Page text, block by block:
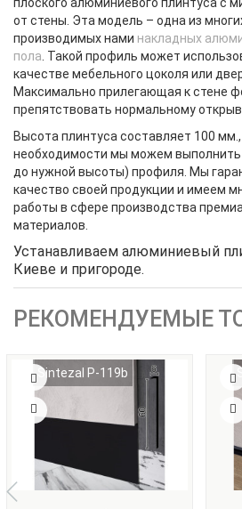
плоского алюминиевого плинтуса с
от стены. Эта модель – одна из
производимых нами накладных
пола. Такой профиль может
качестве мебельного цоколя или
Максимально прилегающая к стене
препятствовать нормальному
Высота плинтуса составляет 100 мм.,
необходимости мы можем выполнить
до нужной высоты) профиля. Мы
качество своей продукции и имеем
работы в сфере производства
материалов.
Устанавливаем алюминиевый
Киеве и пригороде.
РЕКОМЕНДУЕМЫЕ
Sintezal P-119b